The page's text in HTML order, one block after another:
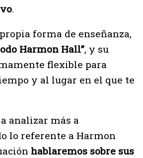
.
forma de enseñanza,
Harmon Hall”, y su
flexible para
y al lugar en el que te
analizar más a
lo referente a Harmon
hablaremos sobre sus